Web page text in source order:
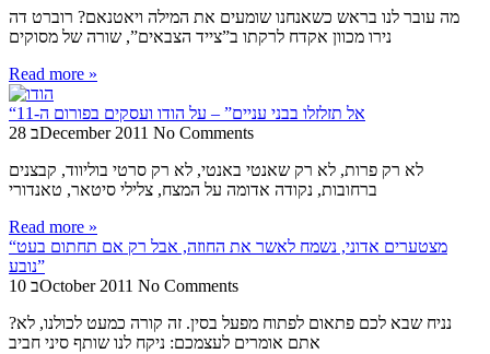
מה עובר לנו בראש כשאנחנו שומעים את המילה ויאטנאם? רוברט דה
נירו מכוון אקדח לרקתו ב”צייד הצבאים”, שורה של מסוקים
Read more »
“אל תזלזלו בבני עניים” – על הודו ועסקים בפורום ה-11
28 בDecember 2011 No Comments
לא רק פרות, לא רק שאנטי באנטי, לא רק סרטי בוליווד, קבצנים
ברחובות, נקודה אדומה על המצח, צלילי סיטאר, טאנדורי
Read more »
“מצטערים אדוני, נשמח לאשר את החוזה, אבל רק אם תחתום בעט
נובע”
10 בOctober 2011 No Comments
נניח שבא לכם פתאום לפתוח מפעל בסין. זה קורה כמעט לכולנו, לא?
אתם אומרים לעצמכם: ניקח לנו שותף סיני חביב